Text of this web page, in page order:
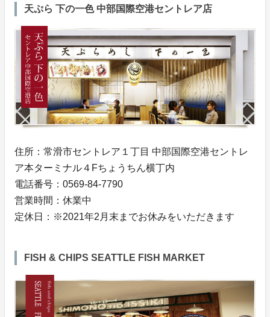
天ぷら 下の一色 中部国際空港セントレア店
住所：常滑市セントレア１丁目 中部国際空港セントレ
ア本ターミナル４Fちょうちん横丁内
電話番号：0569-84-7790
営業時間：休業中
定休日：※2021年2月末までお休みをいただきます
FISH & CHIPS SEATTLE FISH MARKET